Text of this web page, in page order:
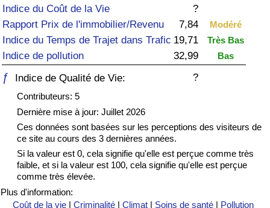
Indice du Coût de la Vie
?
Rapport Prix de l'immobilier/Revenu
7,84 Modéré
Indice du Temps de Trajet dans Trafic 19,71 Très Bas
Indice de pollution 32,99 Bas
ƒ Indice de Qualité de Vie: ?
Contributeurs: 5
Dernière mise à jour: Juillet 2026
Ces données sont basées sur les perceptions des visiteurs de
ce site au cours des 3 dernières années.
Si la valeur est 0, cela signifie qu'elle est perçue comme très
faible, et si la valeur est 100, cela signifie qu'elle est perçue
comme très élevée.
Plus d'information:
Coût de la vie |Criminalité |Climat | Soins de santé | Pollution
à Akaba
Criminalité
Indice de Criminalité (Actuel)
Indice de Criminalité
Soins de santé
Indice des soins de santé (Actuel)
Indice des soins de santé